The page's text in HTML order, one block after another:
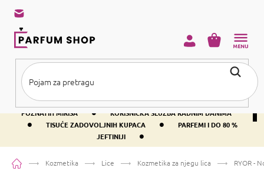
sadržaj
BESPLATNA DOSTAVA IZNAD PRIBLIŽNO 37 € •
400+ SVJETSKI
POZNATIH MIRISA
• KORISNIČKA SLUŽBA RADNIM DANIMA
• TISUĆE ZADOVOLJNIH KUPACA •
PARFEMI I DO 80 %
JEFTINIJI
•
KOŠARICA
PočetnaKozmetika Lice Kozmetika za njegu lica RYOR -